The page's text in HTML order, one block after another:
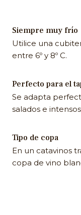
Siempre muy frío
Utilice una
entre 6º y 8º C.
Perfecto para el
Se adapta
salados e
Tipo de copa
En un catavinos
copa de vino